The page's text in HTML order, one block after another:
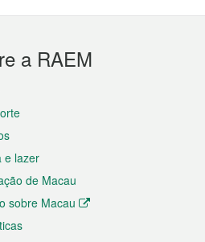
a RAEM
e lazer
de Macau
sobre Macau